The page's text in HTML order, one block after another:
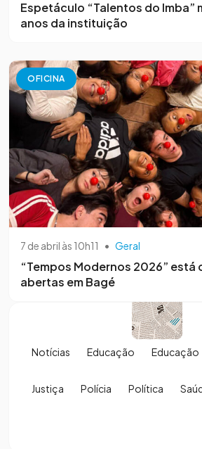
Espetáculo “Talentos do Imba”
anos da instituição
OFICINA
7 de abril às 10h11 • Geral
“Tempos Modernos 2026” está
abertas em Bagé
Notícias Educação Educação
Justiça Polícia Política